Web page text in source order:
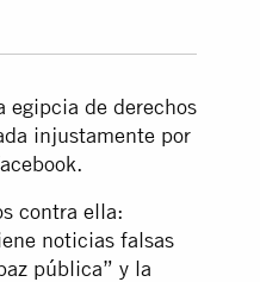
egipcia de derechos
injustamente por
contra ella:
noticias falsas
pública” y la